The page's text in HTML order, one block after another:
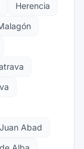
Herencia
Abad